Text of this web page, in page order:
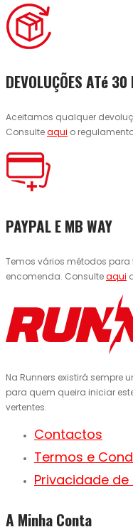
DEVOLUÇÕES ATé
Aceitamos qualquer
Consulteaqui o
PAYPAL E MB WAY
Temos vários métodos
encomenda. Consulteaqui
Na Runners existirá
para quem queira iniciar
vertentes.
Contactos
Termos e
Privacidade de
A Minha Conta